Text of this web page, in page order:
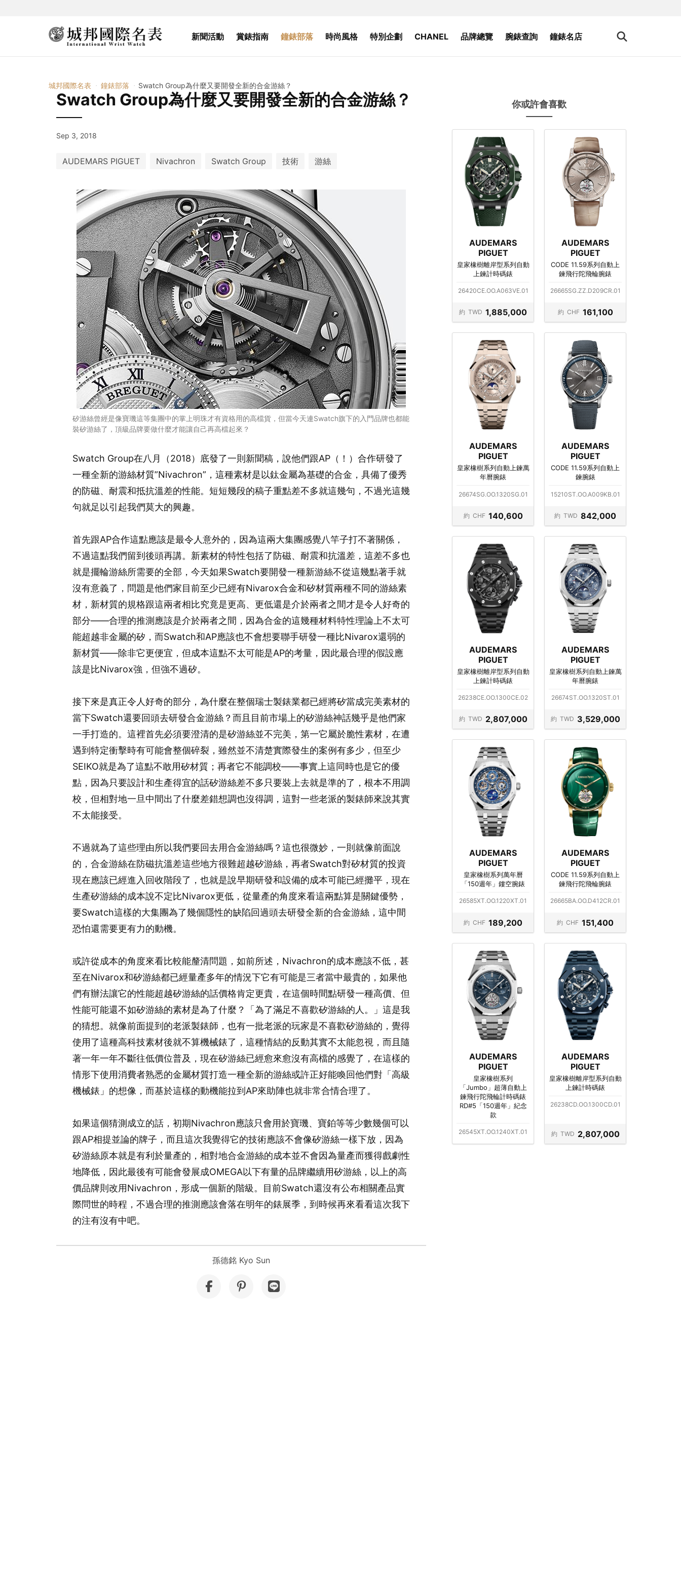
新聞活動 賞錶指南 鐘錶部落 時尚風格 特別企劃 CHANEL 品牌總覽 腕錶查詢 鐘錶名店
城邦國際名表 鐘錶部落 Swatch Group為什麼又要開發全新的合金游絲？
Swatch Group為什麼又要開發全新的合金游絲？
Sep 3, 2018
AUDEMARS PIGUET Nivachron Swatch Group 技術 游絲
矽游絲曾經是像寶璣這等集團中的掌上明珠才有資格用的高檔貨，但當今天連Swatch旗下的入門品牌也都能
裝矽游絲了，頂級品牌要做什麼才能讓自己再高檔起來？
Swatch Group在八月（2018）底發了一則新聞稿，說他們跟AP（！）合作研發了
一種全新的游絲材質”Nivachron”，這種素材是以鈦金屬為基礎的合金，具備了優秀
的防磁、耐震和抵抗溫差的性能。短短幾段的稿子重點差不多就這幾句，不過光這幾
句就足以引起我們莫大的興趣。
首先跟AP合作這點應該是最令人意外的，因為這兩大集團感覺八竿子打不著關係，
不過這點我們留到後頭再講。新素材的特性包括了防磁、耐震和抗溫差，這差不多也
就是擺輪游絲所需要的全部，今天如果Swatch要開發一種新游絲不從這幾點著手就
沒有意義了，問題是他們家目前至少已經有Nivarox合金和矽材質兩種不同的游絲素
材，新材質的規格跟這兩者相比究竟是更高、更低還是介於兩者之間才是令人好奇的
部分——合理的推測應該是介於兩者之間，因為合金的這幾種材料特性理論上不太可
能超越非金屬的矽，而Swatch和AP應該也不會想要聯手研發一種比Nivarox還弱的
新材質——除非它更便宜，但成本這點不太可能是AP的考量，因此最合理的假設應
該是比Nivarox強，但強不過矽。
接下來是真正令人好奇的部分，為什麼在整個瑞士製錶業都已經將矽當成完美素材的
當下Swatch還要回頭去研發合金游絲？而且目前市場上的矽游絲神話幾乎是他們家
一手打造的。這裡首先必須要澄清的是矽游絲並不完美，第一它屬於脆性素材，在遭
遇到特定衝擊時有可能會整個碎裂，雖然並不清楚實際發生的案例有多少，但至少
SEIKO就是為了這點不敢用矽材質；再者它不能調校——事實上這同時也是它的優
點，因為只要設計和生產得宜的話矽游絲差不多只要裝上去就是準的了，根本不用調
校，但相對地一旦中間出了什麼差錯想調也沒得調，這對一些老派的製錶師來說其實
不太能接受。
不過就為了這些理由所以我們要回去用合金游絲嗎？這也很微妙，一則就像前面說
的，合金游絲在防磁抗溫差這些地方很難超越矽游絲，再者Swatch對矽材質的投資
現在應該已經進入回收階段了，也就是說早期研發和設備的成本可能已經攤平，現在
生產矽游絲的成本說不定比Nivarox更低，從量產的角度來看這兩點算是關鍵優勢，
要Swatch這樣的大集團為了幾個隱性的缺陷回過頭去研發全新的合金游絲，這中間
恐怕還需要更有力的動機。
或許從成本的角度來看比較能釐清問題，如前所述，Nivachron的成本應該不低，甚
至在Nivarox和矽游絲都已經量產多年的情況下它有可能是三者當中最貴的，如果他
們有辦法讓它的性能超越矽游絲的話價格肯定更貴，在這個時間點研發一種高價、但
性能可能還不如矽游絲的素材是為了什麼？「為了滿足不喜歡矽游絲的人。」這是我
的猜想。就像前面提到的老派製錶師，也有一批老派的玩家是不喜歡矽游絲的，覺得
使用了這種高科技素材後就不算機械錶了，這種情結的反動其實不太能忽視，而且隨
著一年一年不斷往低價位普及，現在矽游絲已經愈來愈沒有高檔的感覺了，在這樣的
情形下使用消費者熟悉的金屬材質打造一種全新的游絲或許正好能喚回他們對「高級
機械錶」的想像，而基於這樣的動機能拉到AP來助陣也就非常合情合理了。
如果這個猜測成立的話，初期Nivachron應該只會用於寶璣、寶鉑等等少數幾個可以
跟AP相提並論的牌子，而且這次我覺得它的技術應該不會像矽游絲一樣下放，因為
矽游絲原本就是有利於量產的，相對地合金游絲的成本並不會因為量產而獲得戲劇性
地降低，因此最後有可能會發展成OMEGA以下有量的品牌繼續用矽游絲，以上的高
價品牌則改用Nivachron，形成一個新的階級。目前Swatch還沒有公布相關產品實
際問世的時程，不過合理的推測應該會落在明年的錶展季，到時候再來看看這次我下
的注有沒有中吧。
孫德銘 Kyo Sun
你或許會喜歡
AUDEMARS
PIGUET
皇家橡樹離岸型系列自動
上鍊計時碼錶
26420CE.OO.A063VE.01
約 TWD 1,885,000
AUDEMARS
PIGUET
CODE 11.59系列自動上
鍊飛行陀飛輪腕錶
26665SG.ZZ.D209CR.01
約 CHF 161,100
AUDEMARS
PIGUET
皇家橡樹系列自動上鍊萬
年曆腕錶
26674SG.OO.1320SG.01
約 CHF 140,600
AUDEMARS
PIGUET
CODE 11.59系列自動上
鍊腕錶
15210ST.OO.A009KB.01
約 TWD 842,000
AUDEMARS
PIGUET
皇家橡樹離岸型系列自動
上鍊計時碼錶
26238CE.OO.1300CE.02
約 TWD 2,807,000
AUDEMARS
PIGUET
皇家橡樹系列自動上鍊萬
年曆腕錶
26674ST.OO.1320ST.01
約 TWD 3,529,000
AUDEMARS
PIGUET
皇家橡樹系列萬年曆
「150週年」鏤空腕錶
26585XT.OO.1220XT.01
約 CHF 189,200
AUDEMARS
PIGUET
CODE 11.59系列自動上
鍊飛行陀飛輪腕錶
26665BA.OO.D412CR.01
約 CHF 151,400
AUDEMARS
PIGUET
皇家橡樹系列
「Jumbo」超薄自動上
鍊飛行陀飛輪計時碼錶
RD#5「150週年」紀念
款
26545XT.OO.1240XT.01
AUDEMARS
PIGUET
皇家橡樹離岸型系列自動
上鍊計時碼錶
26238CD.OO.1300CD.01
約 TWD 2,807,000